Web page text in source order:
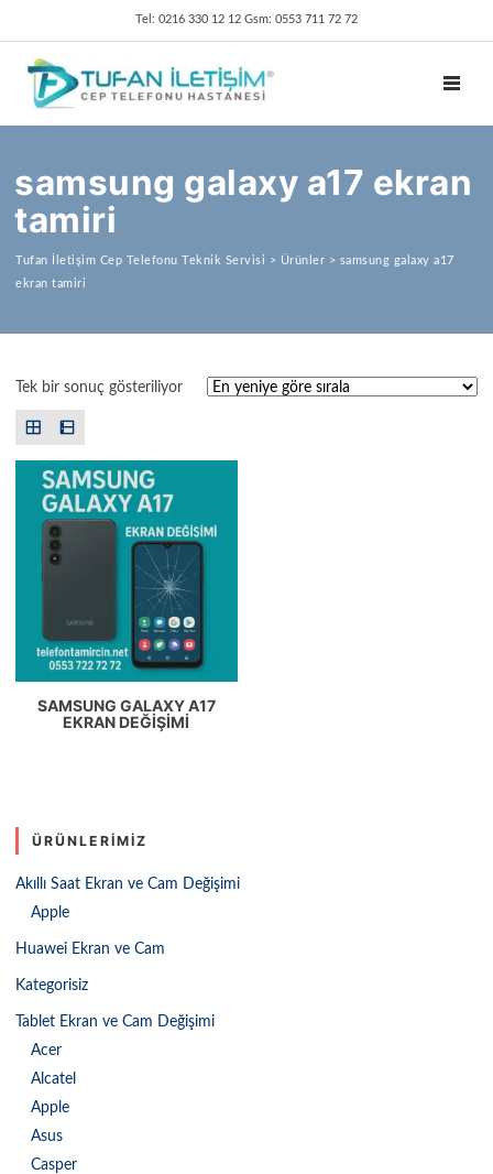
Tel: 0216 330 12 12 Gsm: 0553 711 72 72
samsung galaxy a17 ekran
tamiri
Tufan İletişim Cep Telefonu Teknik Servisi > Ürünler > samsung galaxy a17
ekran tamiri
Tek bir sonuç gösteriliyor
SAMSUNG GALAXY A17
EKRAN DEĞIŞIMI
ÜRÜNLERIMIZ
Akıllı Saat Ekran ve Cam Değişimi
Apple
Huawei Ekran ve Cam
Kategorisiz
Tablet Ekran ve Cam Değişimi
Acer
Alcatel
Apple
Asus
Casper